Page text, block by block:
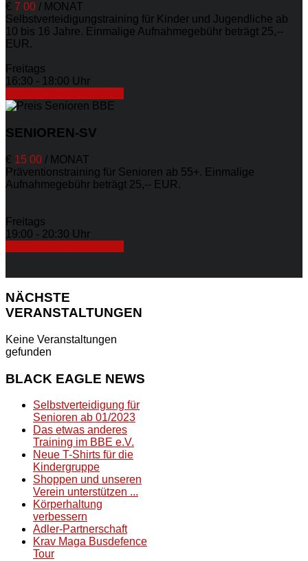
€ 7 00 / MONAT
Selbstverteidigungstraining für Kinder und Jugendliche ab
10 bis 16 Jahre. Einmalige Aufnahmegebühr beträgt 25,--
EUR.
Freitags
16:30 - 18:00 Uhr
SENIOREN-SV
€ 15 00 / MONAT
Präventionstraining für Senioren ab 55+. Einmalige
Aufnahmegebühr beträgt 25,-- EUR.
Freitags
19:00 - 20:30 Uhr
NÄCHSTE
VERANSTALTUNGEN
Keine Veranstaltungen
gefunden
BLACK EAGLE NEWS
Selbstverteidigung für
Senioren ab 01/2023
Das etwas anderes
Training im BBE e.V.
Neue T-Shirts für die
Kindergruppe
Shoppen und unseren
Verein unterstützen ...
Körperhaltung
verbessern
Adler-Partnerschaft
Krav Maga Busdefence
Tour